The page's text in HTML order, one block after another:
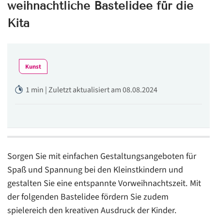
weihnachtliche Bastelidee für die
Kita
Kunst
1 min | Zuletzt aktualisiert am 08.08.2024
Sorgen Sie mit einfachen Gestaltungsangeboten für
Spaß und Spannung bei den Kleinstkindern und
gestalten Sie eine entspannte Vorweihnachtszeit. Mit
der folgenden Bastelidee fördern Sie zudem
spielereich den kreativen Ausdruck der Kinder.